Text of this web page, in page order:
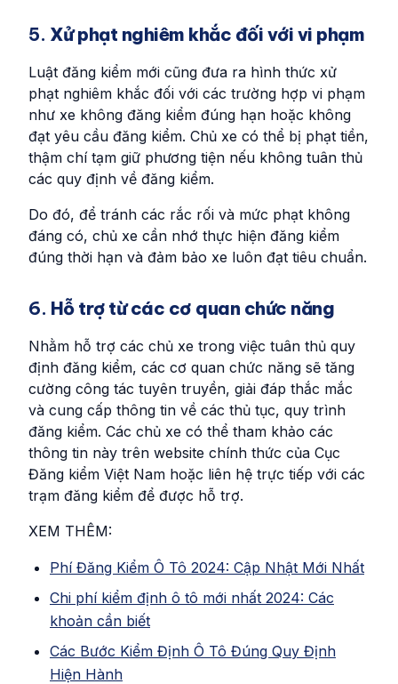
5. Xử phạt nghiêm khắc đối với vi phạm
Luật đăng kiểm mới cũng đưa ra hình thức xử
phạt nghiêm khắc đối với các trường hợp vi phạm
như xe không đăng kiểm đúng hạn hoặc không
đạt yêu cầu đăng kiểm. Chủ xe có thể bị phạt tiền,
thậm chí tạm giữ phương tiện nếu không tuân thủ
các quy định về đăng kiểm.
Do đó, để tránh các rắc rối và mức phạt không
đáng có, chủ xe cần nhớ thực hiện đăng kiểm
đúng thời hạn và đảm bảo xe luôn đạt tiêu chuẩn.
6. Hỗ trợ từ các cơ quan chức năng
Nhằm hỗ trợ các chủ xe trong việc tuân thủ quy
định đăng kiểm, các cơ quan chức năng sẽ tăng
cường công tác tuyên truyền, giải đáp thắc mắc
và cung cấp thông tin về các thủ tục, quy trình
đăng kiểm. Các chủ xe có thể tham khảo các
thông tin này trên website chính thức của Cục
Đăng kiểm Việt Nam hoặc liên hệ trực tiếp với các
trạm đăng kiểm để được hỗ trợ.
XEM THÊM:
Phí Đăng Kiểm Ô Tô 2024: Cập Nhật Mới Nhất
Chi phí kiểm định ô tô mới nhất 2024: Các
khoản cần biết
Các Bước Kiểm Định Ô Tô Đúng Quy Định
Hiện Hành